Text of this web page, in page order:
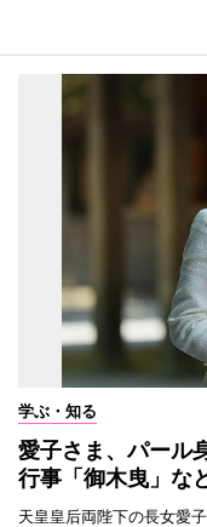
学ぶ・知る
愛子さま、パール
行事「御木曳」な
天皇皇后両陛下の長女愛